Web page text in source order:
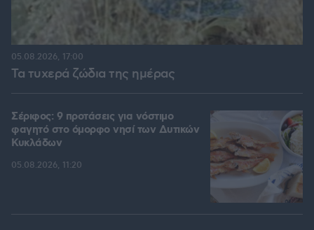
Τα τυχερά ζώδια της ημέρας
05.08.2026, 17:00
Σέριφος: 9 προτάσεις για νόστιμο
φαγητό στο όμορφο νησί των Δυτικών
Κυκλάδων
05.08.2026, 11:20